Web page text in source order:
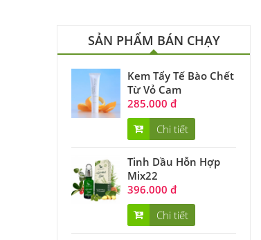
SẢN PHẨM BÁN CHẠY
Kem Tẩy Tế Bào Chết
Từ Vỏ Cam
285.000 đ
Chi tiết
Tinh Dầu Hỗn Hợp
Mix22
396.000 đ
Chi tiết